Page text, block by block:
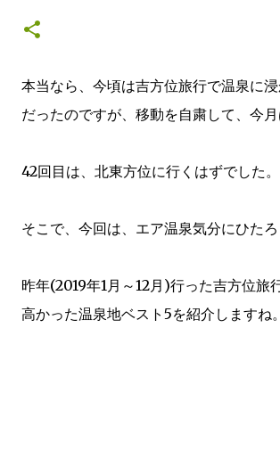
本当なら、今頃は吉方位旅行で温泉に
だったのですが、移動を自粛して、今月
42回目は、北東方位に行くはずでした。
そこで、今回は、エア温泉気分にひたろ
昨年(2019年1月～12月)行った吉方位旅
高かった温泉地ベスト5を紹介しますね。